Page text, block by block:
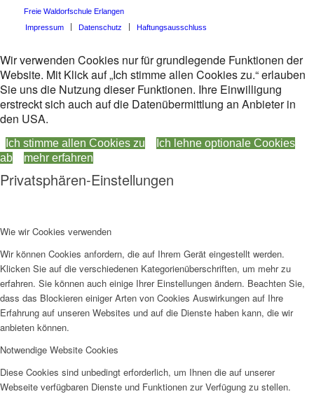
Freie Waldorfschule Erlangen
Impressum
Datenschutz Haftungsausschluss
Wir verwenden Cookies nur für grundlegende Funktionen der
Website. Mit Klick auf „Ich stimme allen Cookies zu.“ erlauben
Sie uns die Nutzung dieser Funktionen. Ihre Einwilligung
erstreckt sich auch auf die Datenübermittlung an Anbieter in
den USA.
Ich stimme allen Cookies zu
Ich lehne optionale Cookies
ab
mehr erfahren
Privatsphären-Einstellungen
Wie wir Cookies verwenden
Wir können Cookies anfordern, die auf Ihrem Gerät eingestellt werden.
Klicken Sie auf die verschiedenen Kategorienüberschriften, um mehr zu
erfahren. Sie können auch einige Ihrer Einstellungen ändern. Beachten Sie,
dass das Blockieren einiger Arten von Cookies Auswirkungen auf Ihre
Erfahrung auf unseren Websites und auf die Dienste haben kann, die wir
anbieten können.
Notwendige Website Cookies
Diese Cookies sind unbedingt erforderlich, um Ihnen die auf unserer
Webseite verfügbaren Dienste und Funktionen zur Verfügung zu stellen.